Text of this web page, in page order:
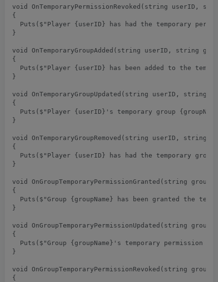
void OnTemporaryPermissionRevoked ( string userID ,
{
Puts ( $ "Player {userID} has had the temporary
}
void OnTemporaryGroupAdded ( string userID ,
string
{
Puts ( $ "Player {userID} has been added to the
}
void OnTemporaryGroupUpdated ( string userID ,
string
{
Puts ( $ "Player {userID}'s temporary group
}
void OnTemporaryGroupRemoved ( string userID ,
string
{
Puts ( $ "Player {userID} has had the temporary
}
void OnGroupTemporaryPermissionGranted ( string
{
Puts ( $ "Group {groupName} has been granted the
}
void OnGroupTemporaryPermissionUpdated ( string
{
Puts ( $ "Group {groupName}'s temporary permission
}
void OnGroupTemporaryPermissionRevoked ( string
{